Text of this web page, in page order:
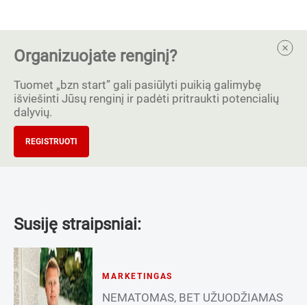
Organizuojate renginį?
Tuomet „bzn start” gali pasiūlyti puikią galimybę
išviešinti Jūsų renginį ir padėti pritraukti potencialių
dalyvių.
REGISTRUOTI
Susiję straipsniai:
MARKETINGAS
NEMATOMAS, BET UŽUODŽIAMAS